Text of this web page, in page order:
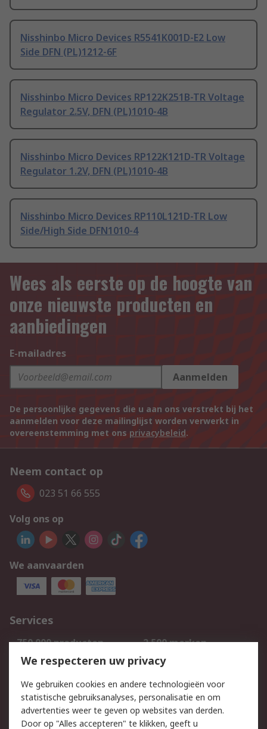
Nisshinbo Micro Devices R5541K001D-E2 Low
Side DFN (PL)1212-6F
Nisshinbo Micro Devices RP122K251B-TR Voltage
Regulator 2.5V, DFN (PL)1010-4B
Nisshinbo Micro Devices RP122K121D-TR Voltage
Regulator 1.2V, DFN (PL)1010-4B
Nisshinbo Micro Devices RP110L121D-TR Low
Side/High Side DFN1010-4
Wees als eerste op de hoogte van
onze nieuwste producten en
aanbiedingen
E-mailadres
Aanmelden
De persoonlijke gegevens die u aan ons verstrekt bij het
aanmelden voor deze mailinglijst worden verwerkt in
overeenstemming met ons privacybeleid.
Neem contact op
023 51 66 555
Volg ons op
We aanvaarden
Services
750.000 producten
2.500 merken
Bestellen
Inkoopoplossingen
Track & Trace
Wettelijk
We respecteren uw privacy
We gebruiken cookies en andere technologieën voor
statistische gebruiksanalyses, personalisatie en om
advertenties weer te geven op websites van derden.
Door op "Alles accepteren" te klikken, geeft u